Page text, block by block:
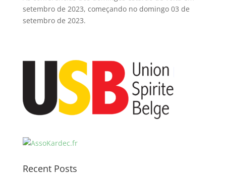
setembro de 2023, começando no domingo 03 de
setembro de 2023.
Recent Posts